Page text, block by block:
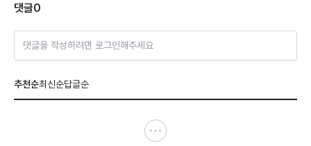
댓글0
댓글을 작성하려면 로그인해주세요
추천순최신순답글순